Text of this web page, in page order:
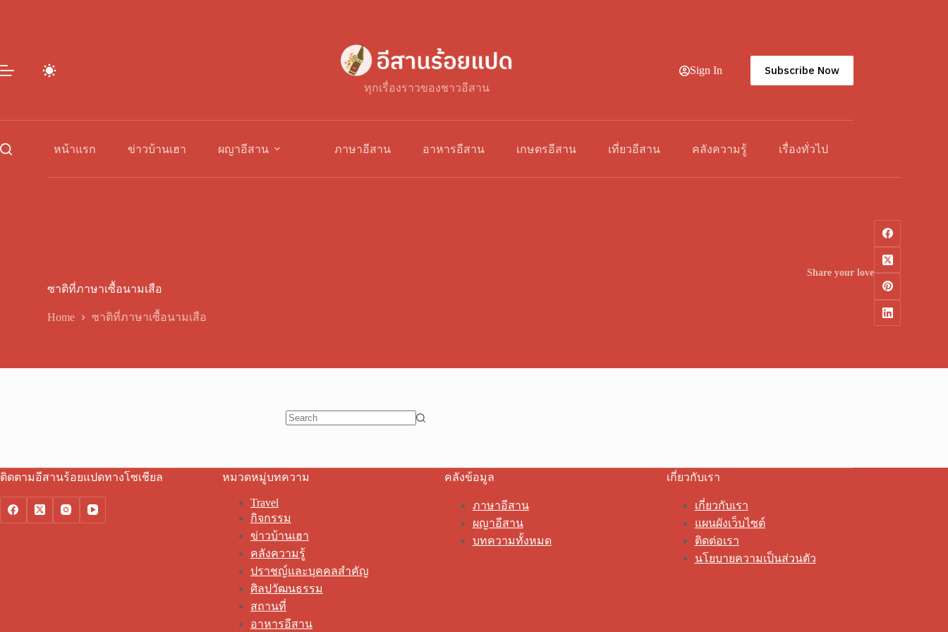
ทุกเรื่องราวของชาวอีสาน
Sign In Subscribe Now
หน้าแรก ข่าวบ้านเฮา ผญาอีสาน ภาษาอีสาน อาหารอีสาน เกษตรอีสาน เที่ยวอีสาน คลังความรู้ เรื่องทั่วไป
ซาติที่ภาษาเซื้อนามเสือ
Home ซาติที่ภาษาเซื้อนามเสือ
Share your love
ติดตามอีสานร้อยแปดทางโซเชียล หมวดหมู่บทความ
Travel
กิจกรรม
ข่าวบ้านเฮา
คลังความรู้
ปราชญ์และบุคคลสำคัญ
ศิลปวัฒนธรรม
สถานที่
อาหารอีสาน
คลังข้อมูล
ภาษาอีสาน
ผญาอีสาน
บทความทั้งหมด
เกี่ยวกับเรา
เกี่ยวกับเรา
แผนผังเว็บไซต์
ติดต่อเรา
นโยบายความเป็นส่วนตัว